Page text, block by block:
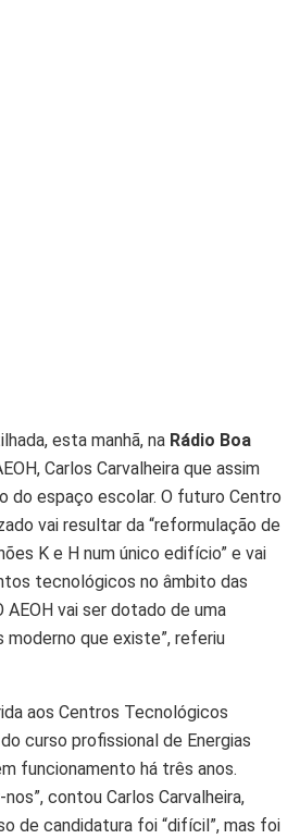
esta manhã, na Rádio Boa
Carlos Carvalheira que assim
do espaço escolar. O futuro Centro
vai resultar da “reformulação de
K e H num único edifício” e vai
tecnológicos no âmbito das
AEOH vai ser dotado de uma
que existe”, referiu
aos Centros Tecnológicos
curso profissional de Energias
funcionamento há três anos.
contou Carlos Carvalheira,
de candidatura foi “difícil”, mas foi